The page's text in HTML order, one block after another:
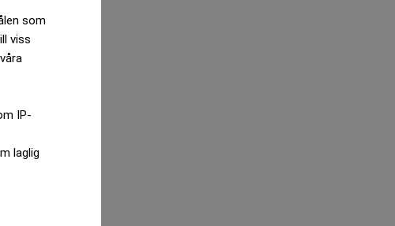
som
viss
IP-
laglig